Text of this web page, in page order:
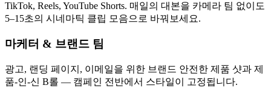
TikTok, Reels, YouTube Shorts. 매일의 대본을 카메라 팀 없이도
5–15초의 시네마틱 클립 모음으로 바꿔보세요.
마케터 & 브랜드 팀
광고, 랜딩 페이지, 이메일을 위한 브랜드 안전한 제품 샷과 제
품-인-신 B롤 — 캠페인 전반에서 스타일이 고정됩니다.